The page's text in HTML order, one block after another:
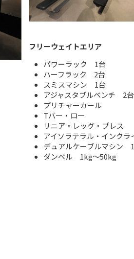
フリーウェイトエリア
パワーラック 1台
ハーフラック 2台
スミスマシン 1台
アジャスタブルベンチ 2台
プリチャーカール
Tバー・ロー
リニア・レッグ・プレス
アイソラテラル・インクラ
デュアルケーブルマシン
ダンベル 1kg～50kg